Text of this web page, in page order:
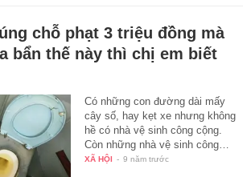
chỗ phạt 3 triệu đồng mà
bẩn thế này thì chị em biết
Có những con đường dài mấy
cây số, hay kẹt xe nhưng không
hề có nhà vệ sinh công cộng.
Còn những nhà vệ sinh công…
XÃ HỘI - 9 năm trước